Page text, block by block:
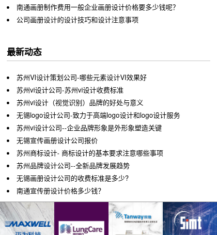
南通画册制作费用一般企业画册设计价格要多少钱呢？
公司画册设计的设计技巧和设计注意事项
最新动态
苏州VI设计策划公司-哪些元素设计VI效果好
苏州vi设计公司-苏州vi设计收费标准
苏州vi设计（视觉识别）品牌的好处与意义
无锡logo设计公司-致力于高端logo设计和logo设计服务
苏州vi设计公司--企业品牌形象是外形象塑造关键
无锡宣传画册设计公司报价
苏州商标设计- 商标设计的基本要求注意哪些事项
苏州品牌设计公司--全新品牌发展趋势
无锡画册设计公司的收费标准是多少?
南通宣传册设计价格多少钱？